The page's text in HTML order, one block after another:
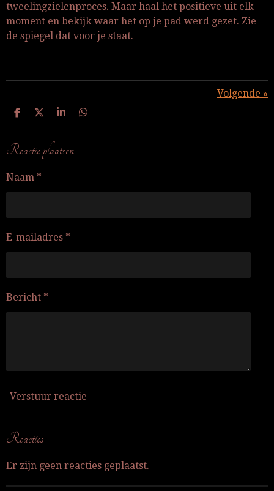
tweelingzielenproces. Maar haal het positieve uit elk
moment en bekijk waar het op je pad werd gezet. Zie
de spiegel dat voor je staat.
Volgende »
D
e
n
D
S
r
e
D
Reactie plaatsen
Naam *
E-mailadres *
Bericht *
Verstuur reactie
Reacties
Er zijn geen reacties geplaatst.